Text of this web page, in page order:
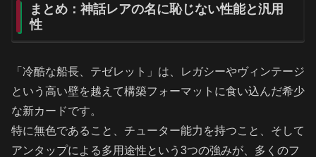
まとめ：神話レアの名に恥じない性能と汎用
性
「冷酷な船長、テゼレット」は、レガシーやヴィンテージ
という高い壁を越えて構築フォーマットに食い込んだ希少
な新カードです。
特に無色であること、チューター能力を持つこと、そして
アンタップによる多用途性という3つの強みが、多くのフ